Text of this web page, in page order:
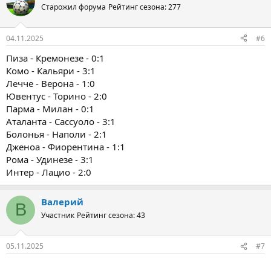
Старожил форума Рейтинг сезона: 277
04.11.2025 #6
Пиза - Кремонезе - 0:1
Комо - Кальяри - 3:1
Лечче - Верона - 1:0
Ювентус - Торино - 2:0
Парма - Милан - 0:1
Аталанта - Сассуоло - 3:1
Болонья - Наполи - 2:1
Дженоа - Фиорентина - 1:1
Рома - Удинезе - 3:1
Интер - Лацио - 2:0
В Валерий
Участник Рейтинг сезона: 43
05.11.2025 #7